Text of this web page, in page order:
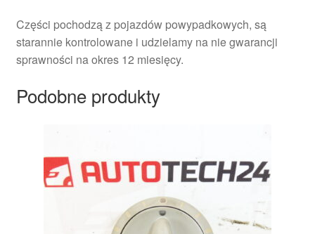
Części pochodzą z pojazdów powypadkowych, są
starannie kontrolowane i udzielamy na nie gwarancji
sprawności na okres 12 miesięcy.
Podobne produkty